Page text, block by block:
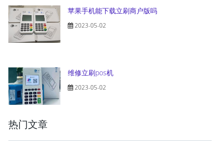
苹果手机能下载立刷商户版吗
2023-05-02
维修立刷pos机
2023-05-02
热门文章